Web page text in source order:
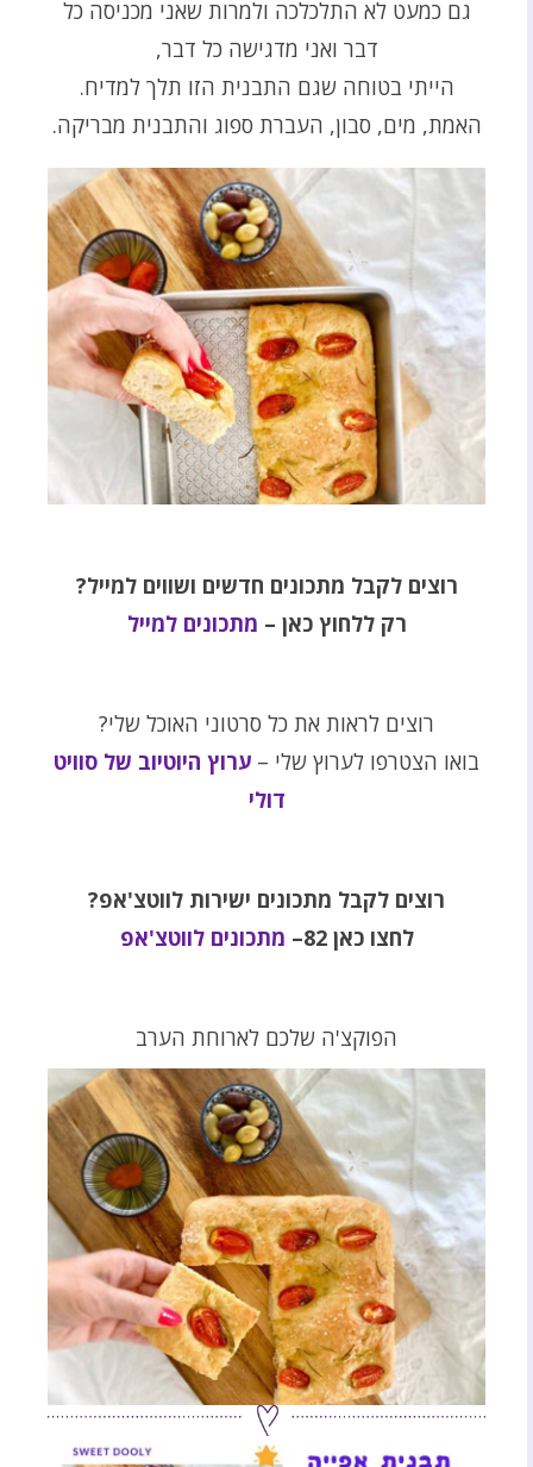
גם כמעט לא התלכלכה ולמרות שאני מכניסה כל
דבר ואני מדגישה כל דבר,
הייתי בטוחה שגם התבנית הזו תלך למדיח.
האמת, מים, סבון, העברת ספוג והתבנית מבריקה.
רוצים לקבל מתכונים חדשים ושווים למייל?
רק ללחוץ כאן – מתכונים למייל
רוצים לראות את כל סרטוני האוכל שלי?
בואו הצטרפו לערוץ שלי – ערוץ היוטיוב של סוויט
דולי
רוצים לקבל מתכונים ישירות לווטצ'אפ?
לחצו כאן 82–
מתכונים לווטצ'אפ
הפוקצ'ה שלכם לארוחת הערב